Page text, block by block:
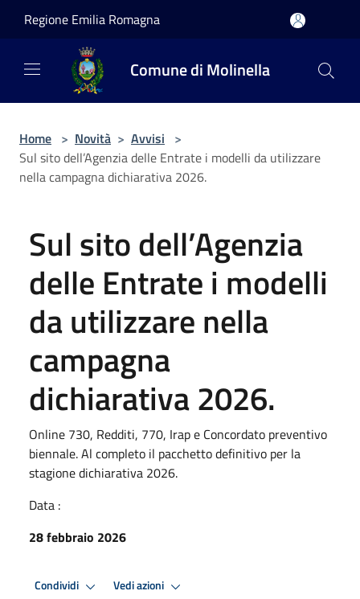
Regione Emilia Romagna
Comune di Molinella
Home > Novità > Avvisi >
Sul sito dell’Agenzia delle Entrate i modelli da utilizzare
nella campagna dichiarativa 2026.
Sul sito dell’Agenzia
delle Entrate i modelli
da utilizzare nella
campagna
dichiarativa 2026.
Online 730, Redditi, 770, Irap e Concordato preventivo
biennale. Al completo il pacchetto definitivo per la
stagione dichiarativa 2026.
Data :
28 febbraio 2026
Condividi Vedi azioni